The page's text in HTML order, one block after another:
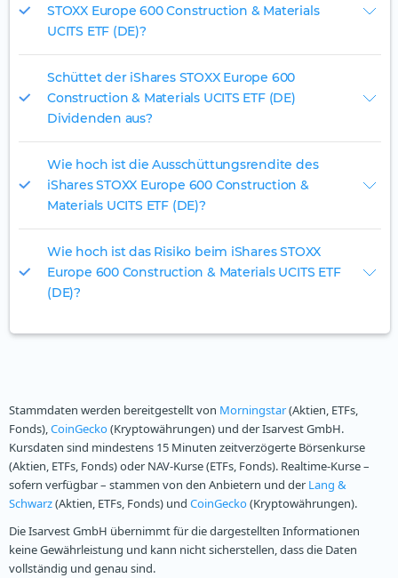
STOXX Europe 600 Construction & Materials
UCITS ETF (DE)?
Schüttet der iShares STOXX Europe 600
Construction & Materials UCITS ETF (DE)
Dividenden aus?
Wie hoch ist die Ausschüttungsrendite des
iShares STOXX Europe 600 Construction &
Materials UCITS ETF (DE)?
Wie hoch ist das Risiko beim iShares STOXX
Europe 600 Construction & Materials UCITS ETF
(DE)?
Stammdaten werden bereitgestellt von Morningstar(Aktien, ETFs,
Fonds),CoinGecko(Kryptowährungen) und der Isarvest GmbH.
Kursdaten sind mindestens 15 Minuten zeitverzögerte Börsenkurse
(Aktien, ETFs, Fonds) oder NAV-Kurse (ETFs, Fonds). Realtime-Kurse –
sofern verfügbar – stammen von den Anbietern und der Lang &
Schwarz(Aktien, ETFs, Fonds) und CoinGecko(Kryptowährungen).
Die Isarvest GmbH übernimmt für die dargestellten Informationen
keine Gewährleistung und kann nicht sicherstellen, dass die Daten
vollständig und genau sind.